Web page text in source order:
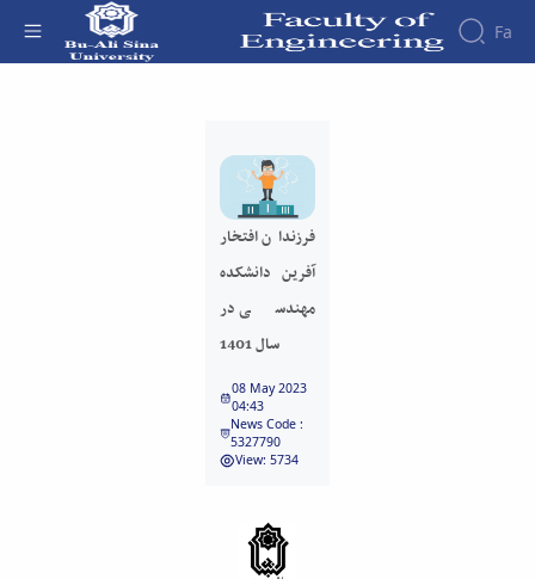
Fa
1401 - دانشکده فنی و مهندسی
فرزندان افتخار
آفرین دانشکده
مهندسی در
سال 1401
08 May 2023
04:43
News Code :
5327790
View: 5734